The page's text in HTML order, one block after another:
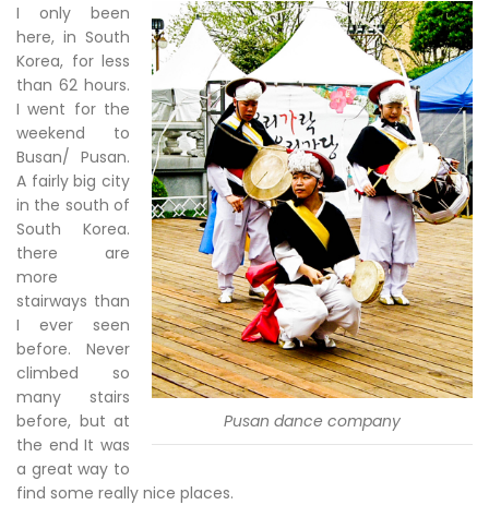
Pusan dance company
I only been
here, in South
Korea, for less
than 62 hours.
I went for the
weekend to
Busan/ Pusan.
A fairly big city
in the south of
South Korea.
there are
more
stairways than
I ever seen
before. Never
climbed so
many stairs
before, but at
the end It was
a great way to
find some really nice places.